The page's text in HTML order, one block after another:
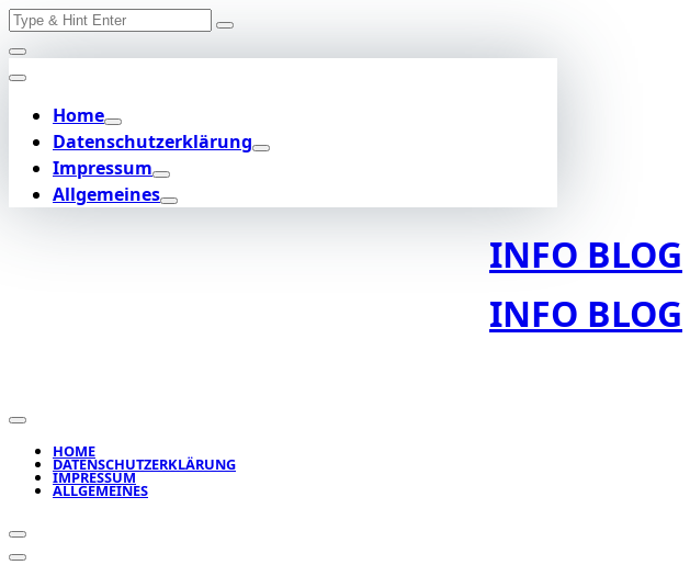
Skip
to
content
Search
Home
Datenschutzerklärung
Impressum
Allgemeines
INFO BLOG
INFO BLOG
HOME
DATENSCHUTZERKLÄRUNG
IMPRESSUM
ALLGEMEINES